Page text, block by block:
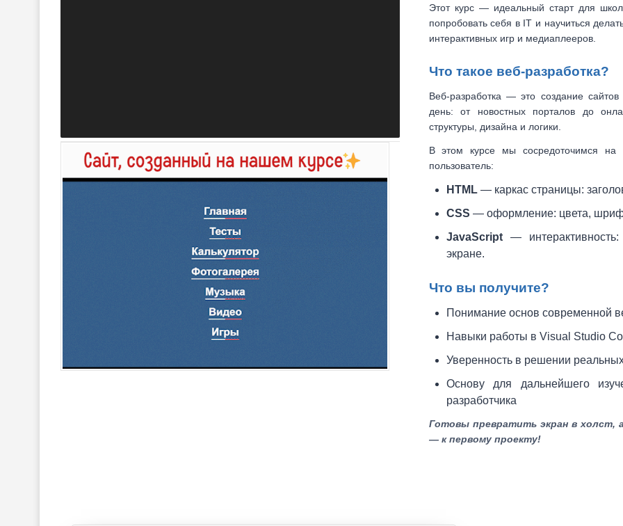
Этот курс — идеальный старт для
попробовать себя в IT и научиться
интерактивных игр и медиаплееров.
Что такое веб-разработка?
Веб-разработка — это создание
день: от новостных порталов до
структуры, дизайна и логики.
В этом курсе мы сосредоточимся на
пользователь:
HTML — каркас страницы:
CSS — оформление: цвета,
JavaScript —
экране.
Что вы получите?
Понимание основ современной
Навыки работы в Visual Studio
Уверенность в решении
Основу для дальнейшего
разработчика
Готовы превратить экран в
— к первому проекту!